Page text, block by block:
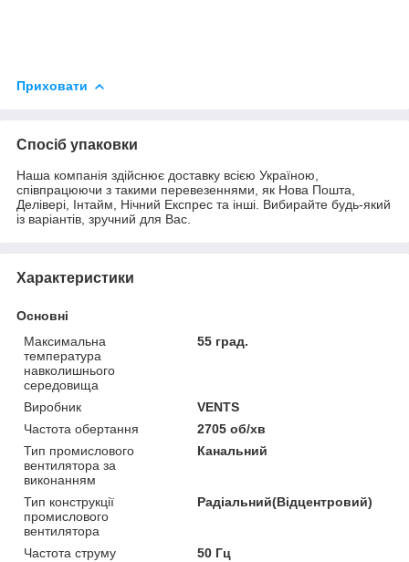
Приховати
Спосіб упаковки
Наша компанія здійснює доставку всією Україною,
співпрацюючи з такими перевезеннями, як Нова Пошта,
Делівері, Інтайм, Нічний Експрес та інші. Вибирайте будь-який
із варіантів, зручний для Вас.
Характеристики
Основні
Максимальна
температура
навколишнього
середовища
55 град.
Виробник
VENTS
Частота обертання
2705 об/хв
Тип промислового
вентилятора за
виконанням
Канальний
Тип конструкції
промислового
вентилятора
Радіальний(Відцентровий)
Частота струму
50 Гц